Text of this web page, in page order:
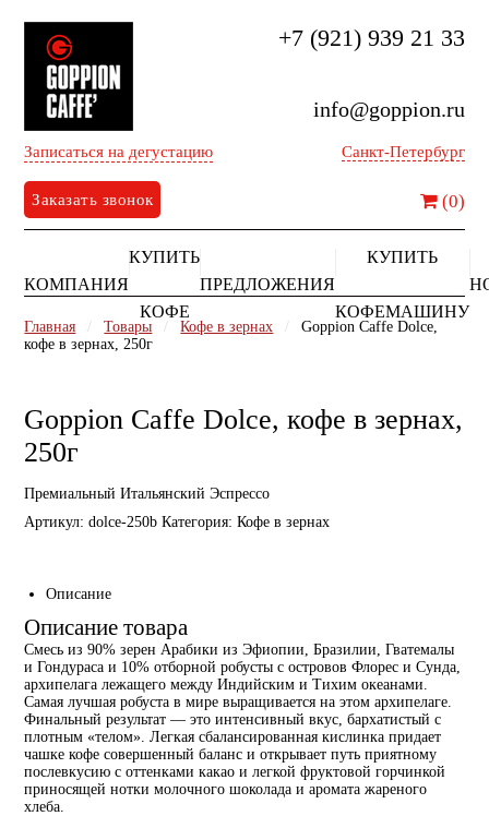
+7 (921) 939 21 33
info@goppion.ru
Санкт-Петербург
Заказать звонок
Записаться на дегустацию
(0)
КОМПАНИЯ
КУПИТЬ
КОФЕ
ПРЕДЛОЖЕНИЯ
КУПИТЬ
КОФЕМАШИНУ
Главная / Товары / Кофе в зернах /
Goppion Caffe Dolce,
кофе в зернах, 250г
Goppion Caffe Dolce, кофе в зернах,
250г
Премиальный Итальянский Эспрессо
Артикул:dolce-250b Категория:Кофе в зернах
Описание
Описание товара
Смесь из 90% зерен Арабики из Эфиопии, Бразилии, Гватемалы
и Гондураса и 10% отборной робусты с островов Флорес и Сунда,
архипелага лежащего между Индийским и Тихим океанами.
Самая лучшая робуста в мире выращивается на этом архипелаге.
Финальный результат — это интенсивный вкус, бархатистый с
плотным «телом». Легкая сбалансированная кислинка придает
чашке кофе совершенный баланс и открывает путь приятному
послевкусию с оттенками какао и легкой фруктовой горчинкой
приносящей нотки молочного шоколада и аромата жареного
хлеба.